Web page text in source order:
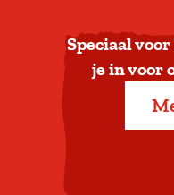
Speciaal
je in voor